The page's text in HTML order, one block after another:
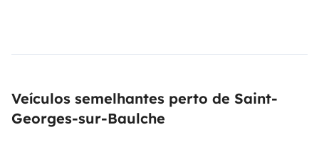
Veículos semelhantes perto de Saint-
Georges-sur-Baulche